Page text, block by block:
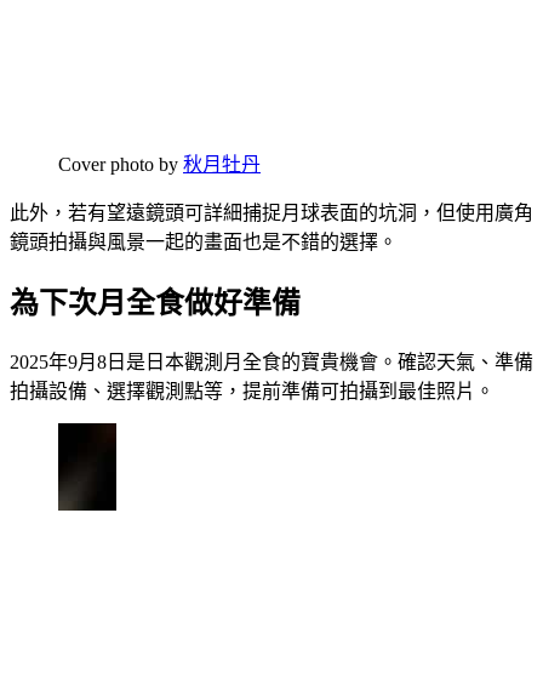
Cover photo by 秋月牡丹
此外，若有望遠鏡頭可詳細捕捉月球表面的坑洞，但使用廣角
鏡頭拍攝與風景一起的畫面也是不錯的選擇。
為下次月全食做好準備
2025年9月8日是日本觀測月全食的寶貴機會。確認天氣、準備
拍攝設備、選擇觀測點等，提前準備可拍攝到最佳照片。